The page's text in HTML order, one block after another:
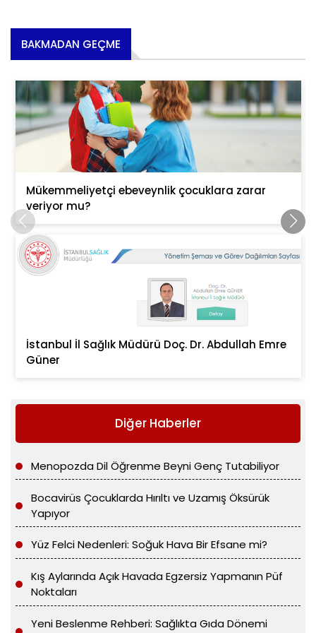
BAKMADAN GEÇME
Mükemmeliyetçi ebeveynlik çocuklara zarar
veriyor mu?
İstanbul İl Sağlık Müdürü Doç. Dr. Abdullah Emre
Güner
Diğer Haberler
Menopozda Dil Öğrenme Beyni Genç Tutabiliyor
Bocavirüs Çocuklarda Hırıltı ve Uzamış Öksürük
Yapıyor
Yüz Felci Nedenleri: Soğuk Hava Bir Efsane mi?
Kış Aylarında Açık Havada Egzersiz Yapmanın Püf
Noktaları
Yeni Beslenme Rehberi: Sağlıkta Gıda Dönemi